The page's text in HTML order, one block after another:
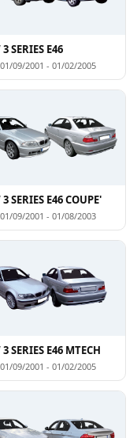
SERIES E46
01/09/2001 - 01/02/2005
SERIES E46 COUPE'
01/09/2001 - 01/08/2003
SERIES E46 MTECH
01/09/2001 - 01/02/2005